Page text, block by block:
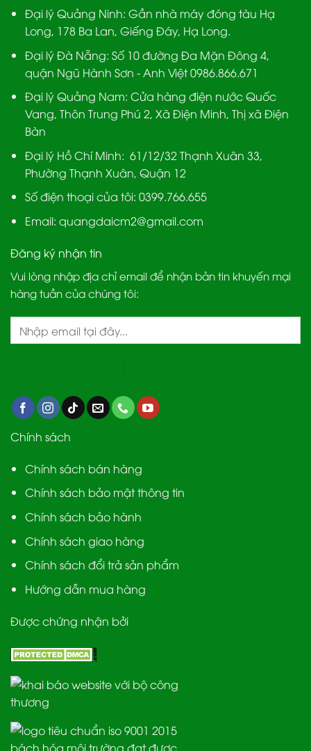
Đại lý Quảng Ninh: Gần nhà máy đóng tàu Hạ
Long, 178 Ba Lan, Giếng Đáy, Hạ Long.
Đại lý Đà Nẵng: Số 10 đường Đa Mặn Đông 4,
quận Ngũ Hành Sơn - Anh Việt 0986.866.671
Đại lý Quảng Nam: Cửa hàng điện nước Quốc
Vang, Thôn Trung Phú 2, Xã Điện Minh, Thị xã Điện
Bàn
Đại lý Hồ Chí Minh: 61/12/32 Thạnh Xuân 33,
Phường Thạnh Xuân, Quận 12
Số điện thoại của tôi: 0399.766.655
Email: quangdaicm2@gmail.com
Đăng ký nhận tin
Vui lòng nhập địa chỉ email để nhận bản tin khuyến mại
hàng tuần của chúng tôi:
Chính sách
Chính sách bán hàng
Chính sách bảo mật thông tin
Chính sách bảo hành
Chính sách giao hàng
Chính sách đổi trả sản phẩm
Hướng dẫn mua hàng
Được chứng nhận bởi